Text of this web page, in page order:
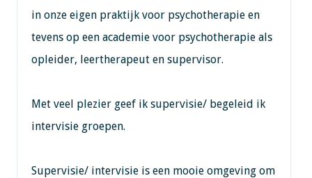
in onze eigen praktijk voor psychotherapie en
tevens op een academie voor psychotherapie als
opleider, leertherapeut en supervisor.
Met veel plezier geef ik supervisie/ begeleid ik
intervisie groepen.
Supervisie/ intervisie is een mooie omgeving om